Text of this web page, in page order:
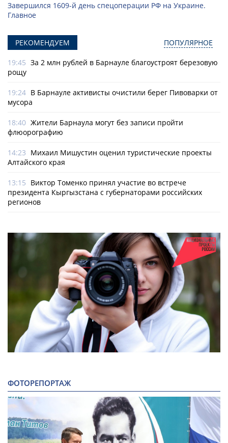
Завершился 1609-й день спецоперации РФ на Украине.
Главное
РЕКОМЕНДУЕМ ПОПУЛЯРНОЕ
19:45 За 2 млн рублей в Барнауле благоустроят березовую
рощу
19:24 В Барнауле активисты очистили берег Пивоварки от
мусора
18:40 Жители Барнаула могут без записи пройти
флюорографию
14:23 Михаил Мишустин оценил туристические проекты
Алтайского края
13:15 Виктор Томенко принял участие во встрече
президента Кыргызстана с губернаторами российских
регионов
ФОТОРЕПОРТАЖ